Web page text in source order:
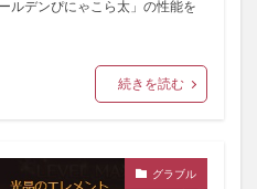
ルデンぴにゃこら太」の性能を
続きを読む
グラブル